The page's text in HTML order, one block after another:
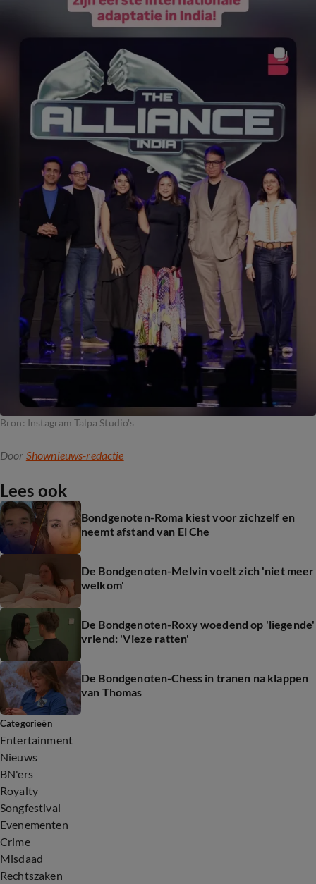
Bron: Instagram Talpa Studio's
Door Shownieuws-redactie
Lees ook
Bondgenoten-Roma kiest voor zichzelf en
neemt afstand van El Che
De Bondgenoten-Melvin voelt zich 'niet meer
welkom'
De Bondgenoten-Roxy woedend op 'liegende'
vriend: 'Vieze ratten'
De Bondgenoten-Chess in tranen na klappen
van Thomas
Categorieën
Entertainment
Nieuws
BN'ers
Royalty
Songfestival
Evenementen
Crime
Misdaad
Rechtszaken